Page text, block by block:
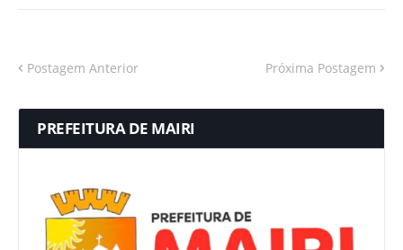
Postagem Anterior Próxima Postagem
PREFEITURA DE MAIRI